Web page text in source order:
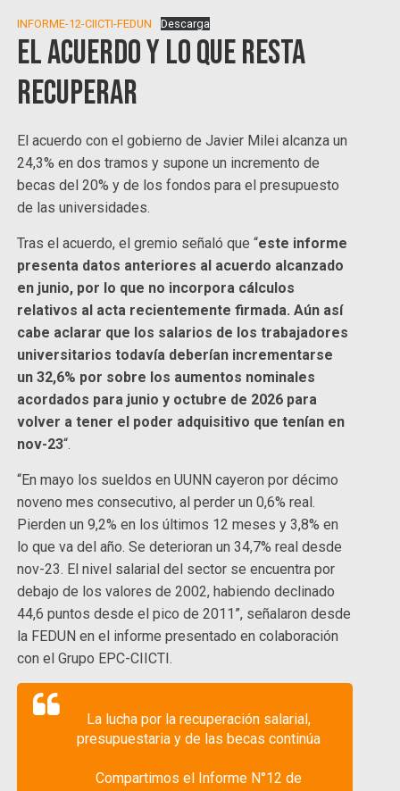
INFORME-12-CIICTI-FEDUN Descarga
El acuerdo y lo que resta
recuperar
El acuerdo con el gobierno de Javier Milei alcanza un
24,3% en dos tramos y supone un incremento de
becas del 20% y de los fondos para el presupuesto
de las universidades.
Tras el acuerdo, el gremio señaló que “este informe
presenta datos anteriores al acuerdo alcanzado
en junio, por lo que no incorpora cálculos
relativos al acta recientemente firmada. Aún así
cabe aclarar que los salarios de los trabajadores
universitarios todavía deberían incrementarse
un 32,6% por sobre los aumentos nominales
acordados para junio y octubre de 2026 para
volver a tener el poder adquisitivo que tenían en
nov-23“.
“En mayo los sueldos en UUNN cayeron por décimo
noveno mes consecutivo, al perder un 0,6% real.
Pierden un 9,2% en los últimos 12 meses y 3,8% en
lo que va del año. Se deterioran un 34,7% real desde
nov-23. El nivel salarial del sector se encuentra por
debajo de los valores de 2002, habiendo declinado
44,6 puntos desde el pico de 2011”, señalaron desde
la FEDUN en el informe presentado en colaboración
con el Grupo EPC-CIICTI.
La lucha por la recuperación salarial,
presupuestaria y de las becas continúa
Compartimos el Informe N°12 de